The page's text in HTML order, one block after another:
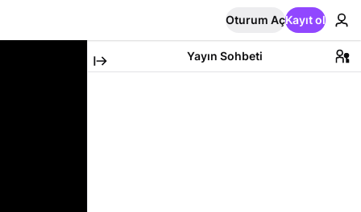
Oturum AçKayıt ol
Yayın Sohbeti